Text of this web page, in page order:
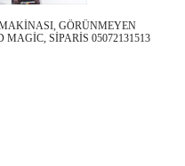
GÖRÜNMEYEN
SİPARİS 05072131513